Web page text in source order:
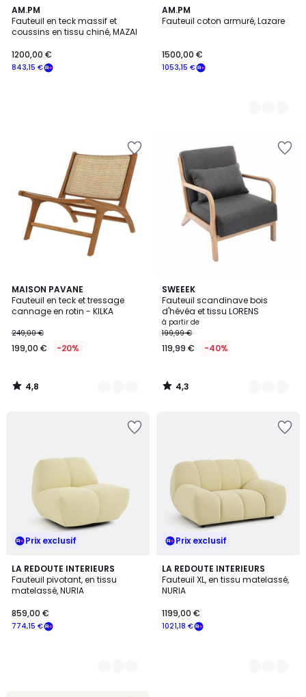
AM.PM
Fauteuil en teck massif et
coussins en tissu chiné, MAZAI
843,15 €
1200,00 €
AM.PM
Fauteuil coton armuré, Lazare
1053,15 €
1500,00 €
3
Couleurs
MAISON PAVANE
Fauteuil en teck et tressage
cannage en rotin - KILKA
249,00 €
199,00 € -20%
4,8
/ 5
2
Couleurs
4,8
/
SWEEEK
Fauteuil scandinave bois
d'hévéa et tissu LORENS
à partir de
199,99 €
119,99 € -40%
4,3
/ 5
3
Couleurs
4,3
/
Prix exclusif
LA REDOUTE INTERIEURS
Fauteuil pivotant, en tissu
matelassé, NURIA
774,15 €
859,00 €
3
Couleurs
Prix exclusif
LA REDOUTE INTERIEURS
Fauteuil XL, en tissu matelassé,
NURIA
1021,18 €
1199,00 €
3
Couleurs